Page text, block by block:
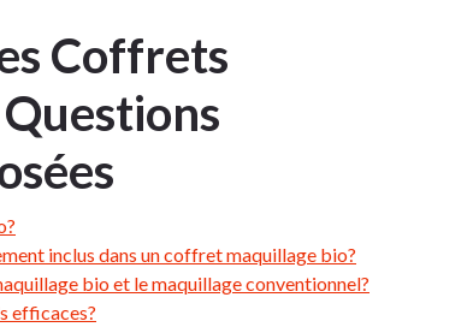
Coffrets
inclus dans un coffret maquillage bio?
bio et le maquillage conventionnel?
efficaces?